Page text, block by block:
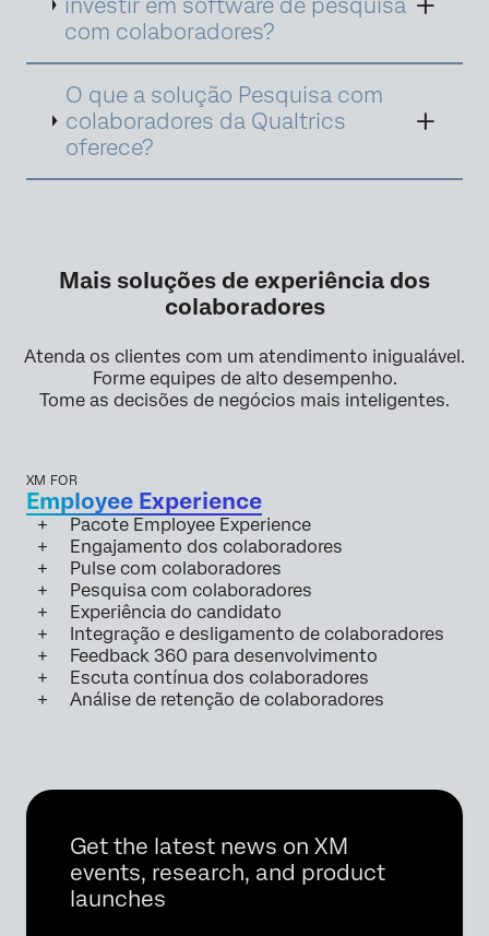
ambiente e a cultura do local de trabalho.
com colaboradores?
O que a solução Pesquisa com
colaboradores da Qualtrics
oferece?
Mais soluções de experiência dos
colaboradores
Atenda os clientes com um atendimento inigualável.
Forme equipes de alto desempenho.
Tome as decisões de negócios mais inteligentes.
XM FOR
Employee Experience
Pacote Employee Experience
Engajamento dos colaboradores
Pulse com colaboradores
Pesquisa com colaboradores
Experiência do candidato
Integração e desligamento de colaboradores
Feedback 360 para desenvolvimento
Escuta contínua dos colaboradores
Análise de retenção de colaboradores
Get the latest news on XM
events, research, and product
launches